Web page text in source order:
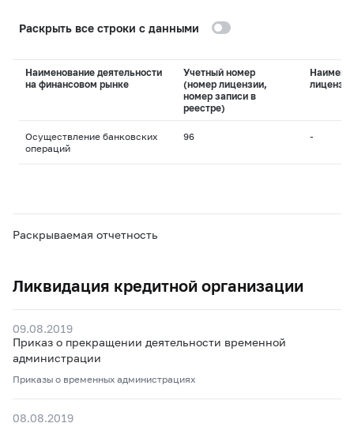
Раскрыть все строки с данными
Наименование деятельности
на финансовом рынке
Учетный номер
(номер лицензии,
номер записи в
реестре)
лицензии
Осуществление банковских
операций
96 -
Раскрываемая отчетность
Ликвидация кредитной организации
09.08.2019
Приказ о прекращении деятельности временной
администрации
Приказы о временных администрациях
08.08.2019